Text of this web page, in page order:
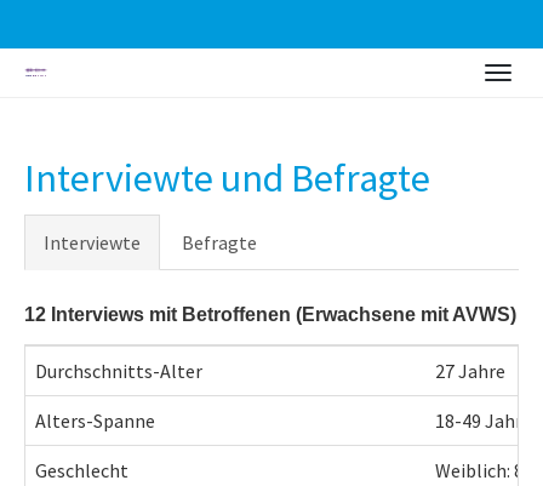
Zum
Interviewte und Befragte
Interviewte Befragte
12 Interviews mit Betroffenen (Erwachsene mit AVWS)
Durchschnitts-Alter 27 Jahre
Alters-Spanne 18-49 Jahre
Geschlecht
Weiblich: 83